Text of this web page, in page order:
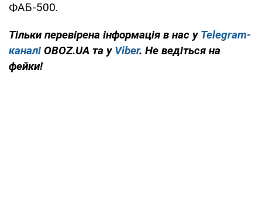
ФАБ-500.
Тільки перевірена інформація в нас у Telegram-
каналі OBOZ.UA та у Viber. Не ведіться на
фейки!